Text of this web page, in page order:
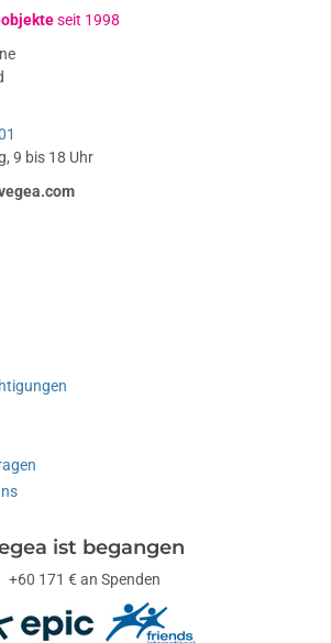
seit 1998
9 bis 18 Uhr
ist begangen
+60 171 € an Spenden